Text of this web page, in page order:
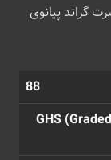
گراند پیانوی
88
GHS